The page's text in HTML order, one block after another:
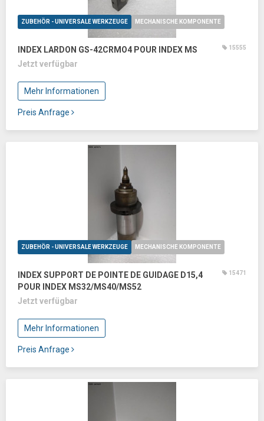
ZUBEHÖR - UNIVERSALE WERKZEUGE MECHANISCHE KOMPONENTE
INDEX LARDON GS-42CRMO4 POUR INDEX MS 15555
Jetzt verfügbar
Mehr Informationen
Preis Anfrage
ZUBEHÖR - UNIVERSALE WERKZEUGE MECHANISCHE KOMPONENTE
INDEX SUPPORT DE POINTE DE GUIDAGE D15,4
POUR INDEX MS32/MS40/MS52
15471
Jetzt verfügbar
Mehr Informationen
Preis Anfrage